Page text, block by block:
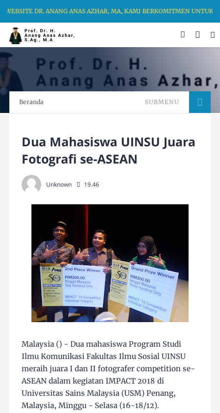
DR. ANANG ANAS AZHAR, MA, KAMI BERKOMITMEN UNTUK
Beranda SUBMENU
Dua Mahasiswa UINSU Juara
Fotografi se-ASEAN
Unknown 19.46
Malaysia () - Dua mahasiswa Program Studi
Ilmu Komunikasi Fakultas Ilmu Sosial UINSU
meraih juara I dan II fotografer competition se-
ASEAN dalam kegiatan IMPACT 2018 di
Universitas Sains Malaysia (USM) Penang,
Malaysia, Minggu - Selasa (16-18/12).